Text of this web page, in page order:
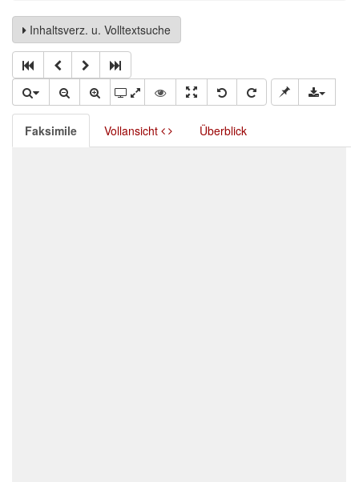
Inhaltsverz. u. Volltextsuche
Faksimile Vollansicht Überblick